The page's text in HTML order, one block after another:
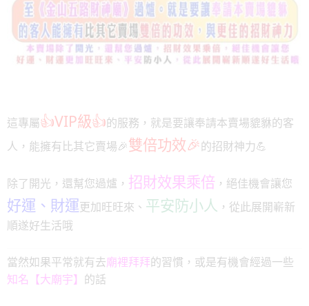
這專屬👍VIP級👍的服務，就是要讓奉請本賣場貔貅的客
人，能擁有比其它賣場🎉雙倍功效🎉的招財神力💪
除了開光，還幫您過爐， 招財效果乘倍 ，絕佳機會讓您
好運、財運更加旺旺來、 平安防小人 ，從此展開嶄新
順遂好生活哦
當然如果平常就有去廟裡拜拜的習慣，或是有機會經過一些
知名【大廟宇】 的話